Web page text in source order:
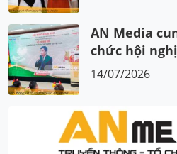
AN Media
chức hội
14/07/2026